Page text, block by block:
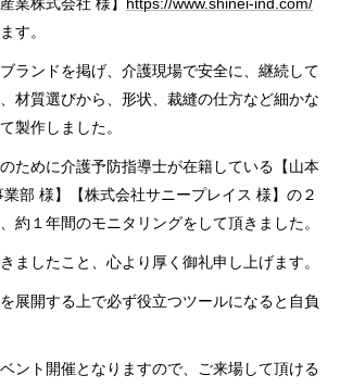
業株式会社 様】
https://www.shinei-ind.com/
す。
ブランドを掲げ、介護現場で安全に、継続して
材質選びから、形状、裁縫の仕方など細かな
製作しました。
ために介護予防指導士が在籍している【山本
部 様】【株式会社サニープレイス 様】の２
約１年間のモニタリングをして頂きました。
ましたこと、心より厚く御礼申し上げます。
展開する上で必ず役立つツールになると自負
ント開催となりますので、ご来場して頂ける